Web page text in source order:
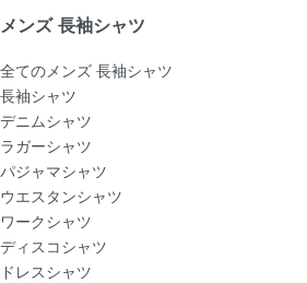
メンズ 長袖シャツ
全てのメンズ 長袖シャツ
長袖シャツ
デニムシャツ
ラガーシャツ
パジャマシャツ
ウエスタンシャツ
ワークシャツ
ディスコシャツ
ドレスシャツ